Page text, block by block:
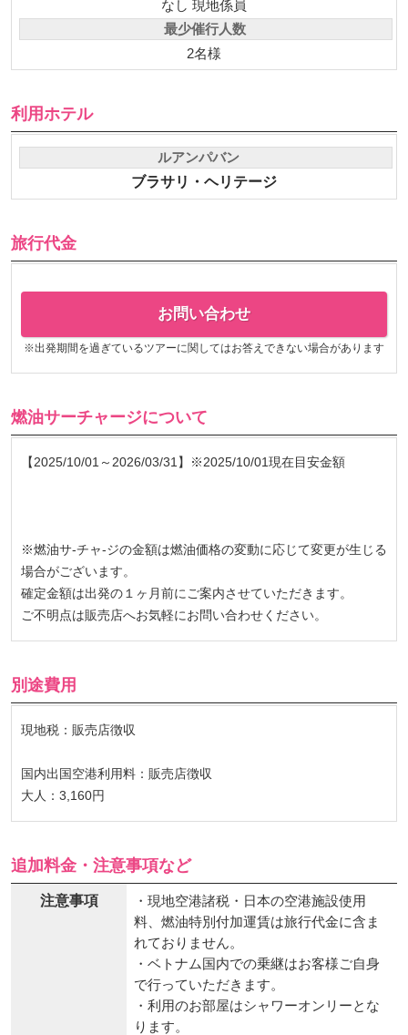
なし 現地係員
最少催行人数
2名様
利用ホテル
ルアンパバン
ブラサリ・ヘリテージ
旅行代金
お問い合わせ
※出発期間を過ぎているツアーに関してはお答えできない場合があります
燃油サーチャージについて
【2025/10/01～2026/03/31】※2025/10/01現在目安金額
※燃油サ-チャ-ジの金額は燃油価格の変動に応じて変更が生じる
場合がございます。
確定金額は出発の１ヶ月前にご案内させていただきます。
ご不明点は販売店へお気軽にお問い合わせください。
別途費用
現地税：販売店徴収
国内出国空港利用料：販売店徴収
大人：3,160円
追加料金・注意事項など
注意事項
・現地空港諸税・日本の空港施設使用
料、燃油特別付加運賃は旅行代金に含ま
れておりません。
・ベトナム国内での乗継はお客様ご自身
で行っていただきます。
・利用のお部屋はシャワーオンリーとな
ります。